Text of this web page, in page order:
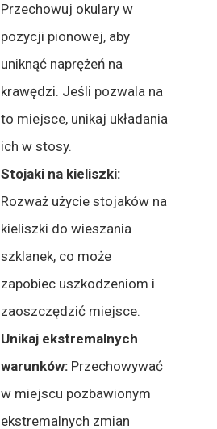
Przechowuj okulary w
pozycji pionowej, aby
uniknąć naprężeń na
krawędzi. Jeśli pozwala na
to miejsce, unikaj układania
ich w stosy.
Stojaki na kieliszki:
Rozważ użycie stojaków na
kieliszki do wieszania
szklanek, co może
zapobiec uszkodzeniom i
zaoszczędzić miejsce.
Unikaj ekstremalnych
warunków: Przechowywać
w miejscu pozbawionym
ekstremalnych zmian